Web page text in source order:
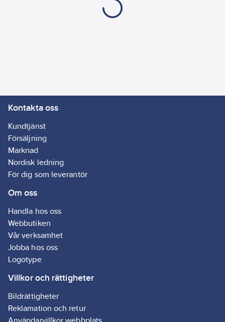
Kontakta oss
Kundtjänst
Försäljning
Marknad
Nordisk ledning
För dig som leverantör
Om oss
Handla hos oss
Webbutiken
Vår verksamhet
Jobba hos oss
Logotype
Villkor och rättigheter
Bildrättigheter
Reklamation och retur